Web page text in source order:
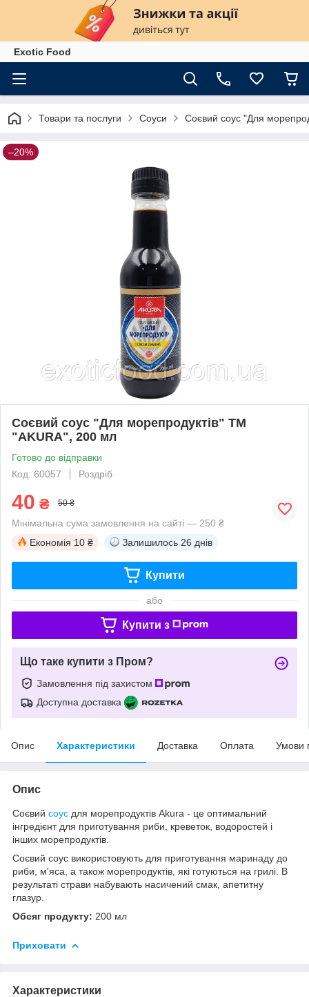
Exotiс Food
Товари та послуги Соуси Соєвий соус "Для
–20%
Соєвий соус "Для морепродуктів" ТМ
"AKURA", 200 мл
Готово до відправки
Код: 60057
Роздріб
40 ₴ 50 ₴
Мінімальна сума замовлення на сайті — 250 ₴
Економія 10 ₴ Залишилось 26 днів
Купити
або
Купити з
Що таке купити з Пром?
Замовлення під захистом
Доступна доставка
Опис Характеристики Доставка Оплата Умови
Опис
Соєвий соус для морепродуктів Akura - це оптимальний
інгредієнт для приготування риби, креветок, водоростей і
інших морепродуктів.
Соєвий соус використовують для приготування маринаду до
риби, м'яса, а також морепродуктів, які готуються на грилі. В
результаті страви набувають насичений смак, апетитну
глазур.
Обсяг продукту: 200 мл
Приховати
Характеристики